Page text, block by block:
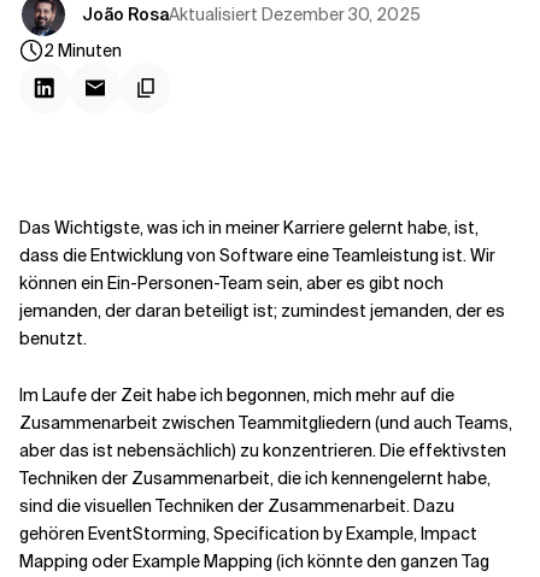
João RosaAktualisiert Dezember 30, 2025
2 Minuten
Das Wichtigste, was ich in meiner Karriere gelernt habe, ist,
dass die Entwicklung von Software eine Teamleistung ist. Wir
können ein Ein-Personen-Team sein, aber es gibt noch
jemanden, der daran beteiligt ist; zumindest jemanden, der es
benutzt.
Im Laufe der Zeit habe ich begonnen, mich mehr auf die
Zusammenarbeit zwischen Teammitgliedern (und auch Teams,
aber das ist nebensächlich) zu konzentrieren. Die effektivsten
Techniken der Zusammenarbeit, die ich kennengelernt habe,
sind die visuellen Techniken der Zusammenarbeit. Dazu
gehören EventStorming, Specification by Example, Impact
Mapping oder Example Mapping (ich könnte den ganzen Tag